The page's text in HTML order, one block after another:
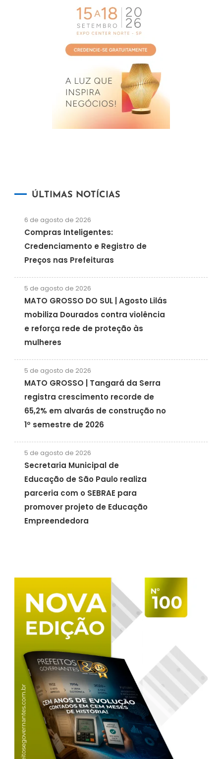
ÚLTIMAS NOTÍCIAS
6 de agosto de 2026
Compras Inteligentes:
Credenciamento e Registro de
Preços nas Prefeituras
5 de agosto de 2026
MATO GROSSO DO SUL | Agosto Lilás
mobiliza Dourados contra violência
e reforça rede de proteção às
mulheres
5 de agosto de 2026
MATO GROSSO | Tangará da Serra
registra crescimento recorde de
65,2% em alvarás de construção no
1º semestre de 2026
5 de agosto de 2026
Secretaria Municipal de
Educação de São Paulo realiza
parceria com o SEBRAE para
promover projeto de Educação
Empreendedora